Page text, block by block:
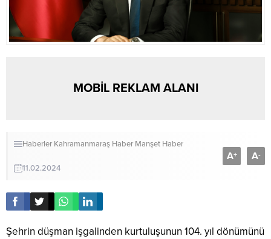
MOBİL REKLAM ALANI
Haberler Kahramanmaraş Haber Manşet Haber
11.02.2024
A+ A-
Şehrin düşman işgalinden kurtuluşunun 104. yıl dönümünü